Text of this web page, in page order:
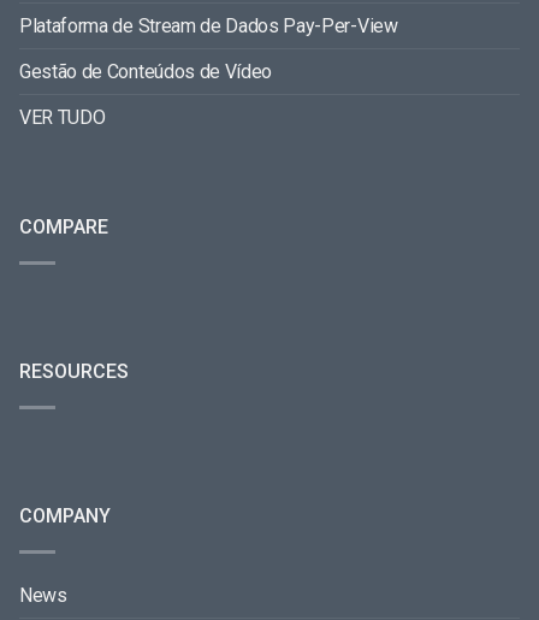
Plataforma de Stream de Dados Pay-Per-View
Gestão de Conteúdos de Vídeo
VER TUDO
COMPARE
RESOURCES
COMPANY
News